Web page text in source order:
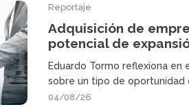
Reportaje
Adquisición de
potencial de
mediante franquicia
Eduardo Tormo reflexiona en
sobre un tipo de oportunidad
ganar pes
04/08/26